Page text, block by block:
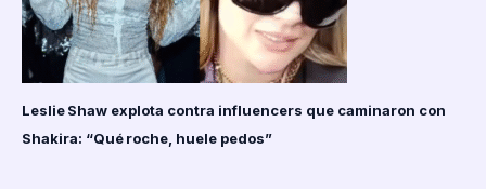
Leslie Shaw explota contra influencers que caminaron con
Shakira: “Qué roche, huele pedos”